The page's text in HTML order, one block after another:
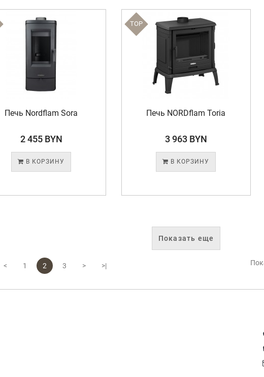
Печь Nordflam Sora
2 455 BYN
В КОРЗИНУ
TOP
Печь NORDflam Toria
3 963 BYN
В КОРЗИНУ
Показать еще
< 1 2 3 > >|